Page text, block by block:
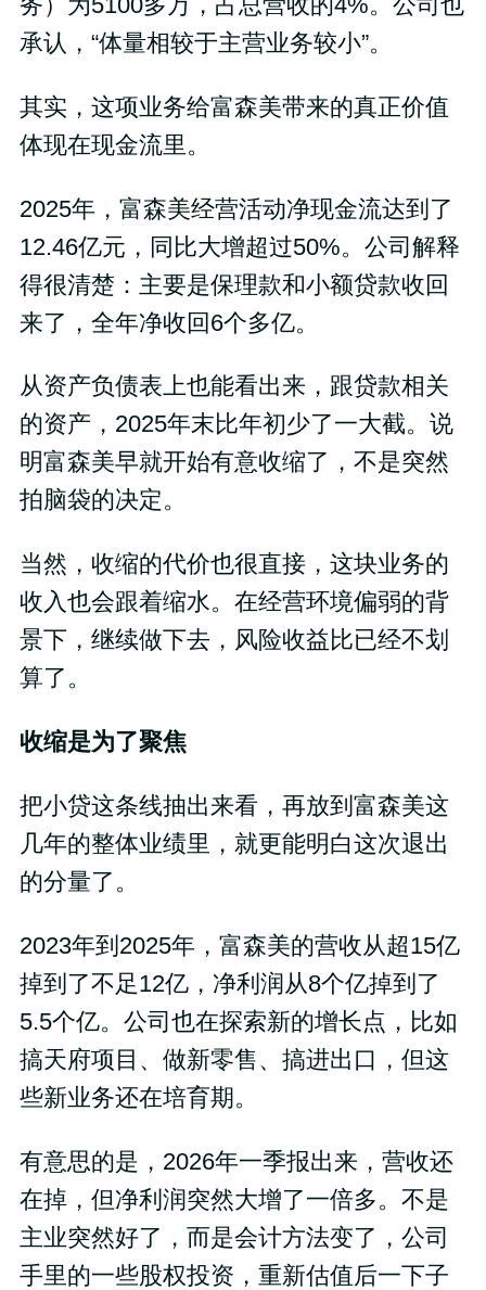
承认，“体量相较于主营业务较小”。
其实，这项业务给富森美带来的真正价值
体现在现金流里。
2025年，富森美经营活动净现金流达到了
12.46亿元，同比大增超过50%。公司解释
得很清楚：主要是保理款和小额贷款收回
来了，全年净收回6个多亿。
从资产负债表上也能看出来，跟贷款相关
的资产，2025年末比年初少了一大截。说
明富森美早就开始有意收缩了，不是突然
拍脑袋的决定。
当然，收缩的代价也很直接，这块业务的
收入也会跟着缩水。在经营环境偏弱的背
景下，继续做下去，风险收益比已经不划
算了。
收缩是为了聚焦
把小贷这条线抽出来看，再放到富森美这
几年的整体业绩里，就更能明白这次退出
的分量了。
2023年到2025年，富森美的营收从超15亿
掉到了不足12亿，净利润从8个亿掉到了
5.5个亿。公司也在探索新的增长点，比如
搞天府项目、做新零售、搞进出口，但这
些新业务还在培育期。
有意思的是，2026年一季报出来，营收还
在掉，但净利润突然大增了一倍多。不是
主业突然好了，而是会计方法变了，公司
手里的一些股权投资，重新估值后一下子